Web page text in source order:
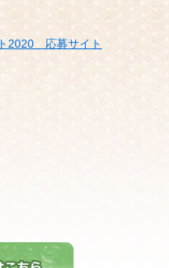
2020 応募サイト